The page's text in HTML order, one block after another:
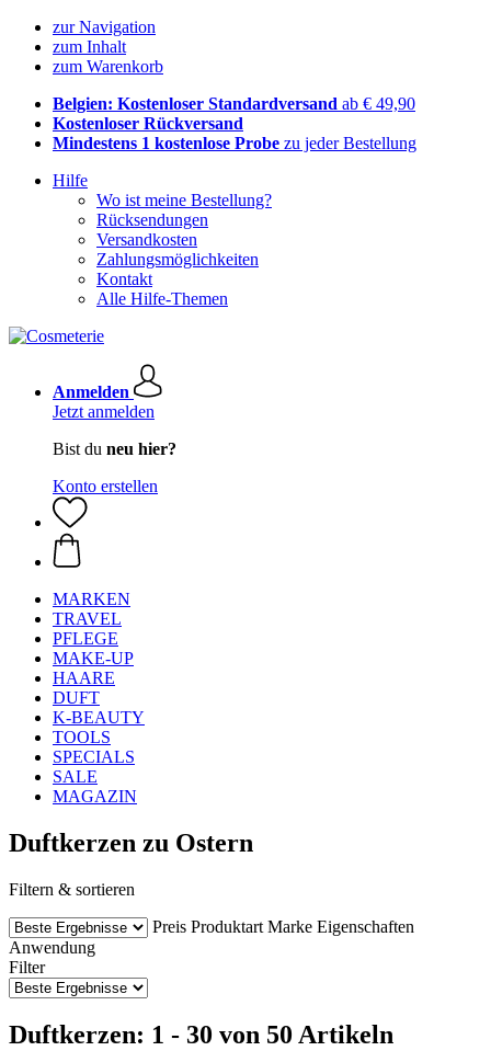
zur Navigation
zum Inhalt
zum Warenkorb
Belgien: Kostenloser Standardversand ab € 49,90
Kostenloser Rückversand
Mindestens 1 kostenlose Probe zu jeder Bestellung
Hilfe
Wo ist meine Bestellung?
Rücksendungen
Versandkosten
Zahlungsmöglichkeiten
Kontakt
Alle Hilfe-Themen
Anmelden
Jetzt anmelden
Bist du neu hier?
Konto erstellen
MARKEN
TRAVEL
PFLEGE
MAKE-UP
HAARE
DUFT
K-BEAUTY
TOOLS
SPECIALS
SALE
MAGAZIN
Duftkerzen zu Ostern
Filtern & sortieren
Preis Produktart Marke Eigenschaften
Anwendung
Filter
Duftkerzen: 1 - 30 von 50 Artikeln